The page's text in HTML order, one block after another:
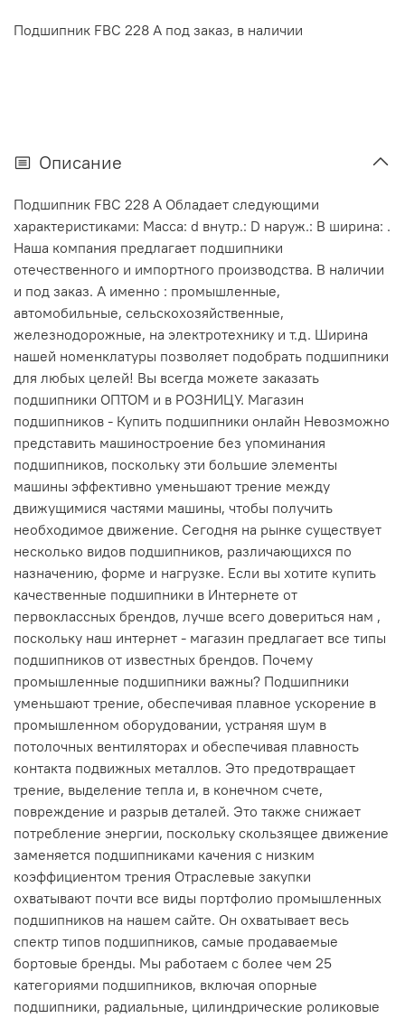
Подшипник FBC 228 А под заказ, в наличии
Описание
Подшипник FBC 228 А Обладает следующими
характеристиками: Масса: d внутр.: D наруж.: В ширина: .
Наша компания предлагает подшипники
отечественного и импортного производства. В наличии
и под заказ. А именно : промышленные,
автомобильные, сельскохозяйственные,
железнодорожные, на электротехнику и т.д. Ширина
нашей номенклатуры позволяет подобрать подшипники
для любых целей! Вы всегда можете заказать
подшипники ОПТОМ и в РОЗНИЦУ. Магазин
подшипников - Купить подшипники онлайн Невозможно
представить машиностроение без упоминания
подшипников, поскольку эти большие элементы
машины эффективно уменьшают трение между
движущимися частями машины, чтобы получить
необходимое движение. Сегодня на рынке существует
несколько видов подшипников, различающихся по
назначению, форме и нагрузке. Если вы хотите купить
качественные подшипники в Интернете от
первоклассных брендов, лучше всего довериться нам ,
поскольку наш интернет - магазин предлагает все типы
подшипников от известных брендов. Почему
промышленные подшипники важны? Подшипники
уменьшают трение, обеспечивая плавное ускорение в
промышленном оборудовании, устраняя шум в
потолочных вентиляторах и обеспечивая плавность
контакта подвижных металлов. Это предотвращает
трение, выделение тепла и, в конечном счете,
повреждение и разрыв деталей. Это также снижает
потребление энергии, поскольку скользящее движение
заменяется подшипниками качения с низким
коэффициентом трения Отраслевые закупки
охватывают почти все виды портфолио промышленных
подшипников на нашем сайте. Он охватывает весь
спектр типов подшипников, самые продаваемые
бортовые бренды. Мы работаем с более чем 25
категориями подшипников, включая опорные
подшипники, радиальные, цилиндрические роликовые